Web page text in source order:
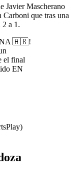
Javier Mascherano
que tras una
2 a 1.
🇦🇷!
el final
EN